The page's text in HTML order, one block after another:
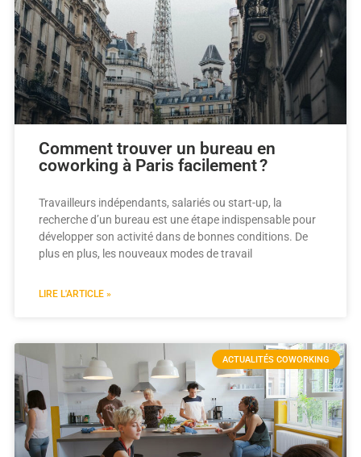
Comment trouver un bureau en
coworking à Paris facilement ?
Travailleurs indépendants, salariés ou start-up, la
recherche d’un bureau est une étape indispensable pour
développer son activité dans de bonnes conditions. De
plus en plus, les nouveaux modes de travail
LIRE L'ARTICLE »
ACTUALITÉS COWORKING